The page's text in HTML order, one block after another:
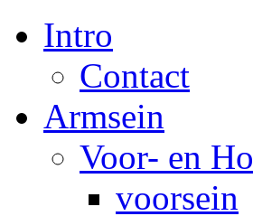
Intro
Contact
Armsein
Voor- en
voorsein